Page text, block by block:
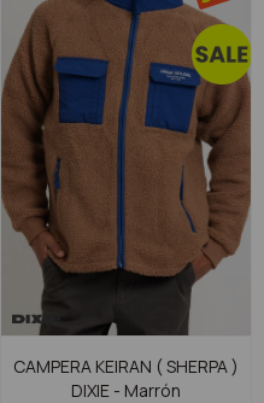
CAMPERA KEIRAN ( SHERPA )
DIXIE - Marrón